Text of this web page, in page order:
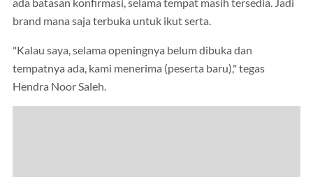
ada batasan konfirmasi, selama tempat masih tersedia. Jadi
brand mana saja terbuka untuk ikut serta.
"Kalau saya, selama openingnya belum dibuka dan
tempatnya ada, kami menerima (peserta baru)," tegas
Hendra Noor Saleh.